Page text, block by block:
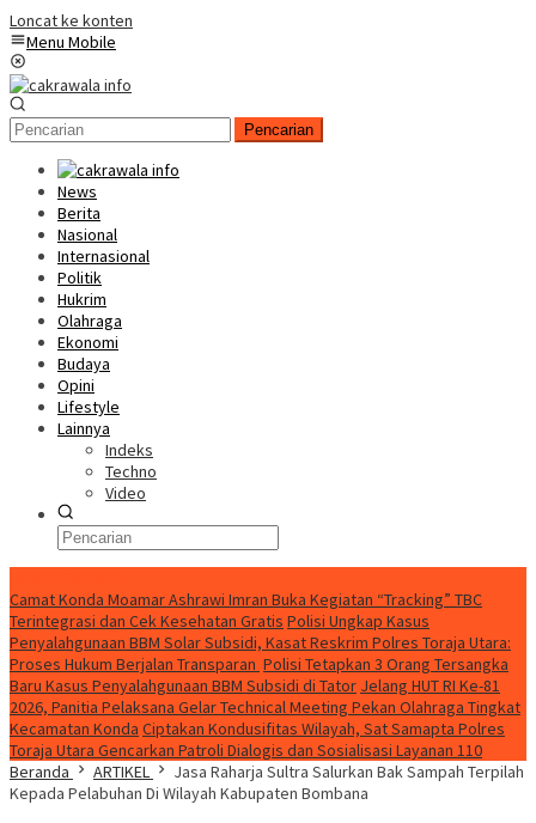
Loncat ke konten
Menu Mobile
Pencarian
News
Berita
Nasional
Internasional
Politik
Hukrim
Olahraga
Ekonomi
Budaya
Opini
Lifestyle
Lainnya
Indeks
Techno
Video
Camat Konda Moamar Ashrawi Imran Buka Kegiatan “Tracking” TBC
Terintegrasi dan Cek Kesehatan Gratis Polisi Ungkap Kasus
Penyalahgunaan BBM Solar Subsidi, Kasat Reskrim Polres Toraja Utara:
Proses Hukum Berjalan Transparan Polisi Tetapkan 3 Orang Tersangka
Baru Kasus Penyalahgunaan BBM Subsidi di Tator Jelang HUT RI Ke-81
2026, Panitia Pelaksana Gelar Technical Meeting Pekan Olahraga Tingkat
Kecamatan Konda Ciptakan Kondusifitas Wilayah, Sat Samapta Polres
Toraja Utara Gencarkan Patroli Dialogis dan Sosialisasi Layanan 110
Beranda
ARTIKEL
Jasa Raharja Sultra Salurkan Bak Sampah Terpilah
Kepada Pelabuhan Di Wilayah Kabupaten Bombana